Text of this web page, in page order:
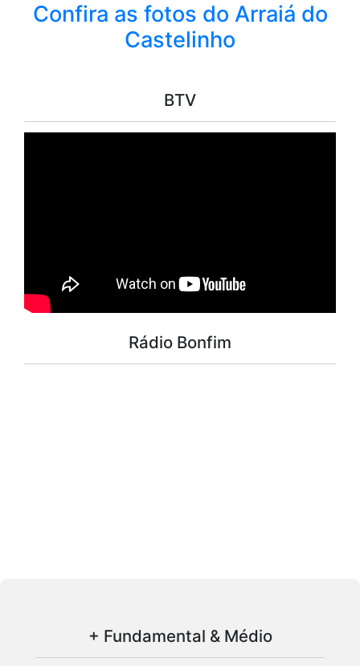
Confira as fotos do Arraiá do
Castelinho
BTV
Rádio Bonfim
+ Fundamental & Médio